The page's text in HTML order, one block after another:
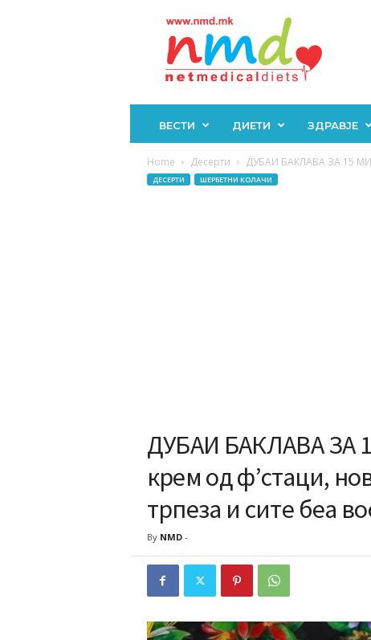
ВЕСТИ ДИЕТИ ЗДРАВЈЕ
Home Десерти ДУБАИ БАКЛАВА ЗА 15
ДЕСЕРТИ ШЕРБЕТНИ КОЛАЧИ
ДУБАИ БАКЛАВА ЗА
крем од ф’стаци,
трпеза и сите беа
By NMD-